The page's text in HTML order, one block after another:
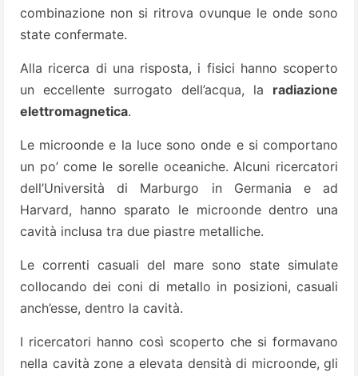
combinazione non si ritrova ovunque le onde sono
state confermate.
Alla ricerca di una risposta, i fisici hanno scoperto
un eccellente surrogato dell’acqua, la radiazione
elettromagnetica.
Le microonde e la luce sono onde e si comportano
un po’ come le sorelle oceaniche. Alcuni ricercatori
dell’Università di Marburgo in Germania e ad
Harvard, hanno sparato le microonde dentro una
cavità inclusa tra due piastre metalliche.
Le correnti casuali del mare sono state simulate
collocando dei coni di metallo in posizioni, casuali
anch’esse, dentro la cavità.
I ricercatori hanno così scoperto che si formavano
nella cavità zone a elevata densità di microonde, gli